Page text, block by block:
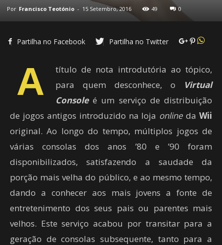
Por Francisco Teotónio - 15 Setembro, 2016 49 0
Partilha no Facebook Partilha no Twitter
A
título de nota introdutória ao tópico,
para quem desconhece, o
Virtual
Consoleé um serviço de distribuição
de jogos antigos introduzido na loja online da Wii
original. Ao longo do tempo, múltiplos jogos de
várias consolas dos anos ’80 e ’90 foram
disponibilizados, satisfazendo a saudade da
porção mais velha do público, e ao mesmo tempo,
dando a conhecer aos mais jovens a fonte de
entretenimento dos seus pais ou parentes mais
velhos. Este serviço acabou por transitar para a
geração de consolas subsequente, tanto para a